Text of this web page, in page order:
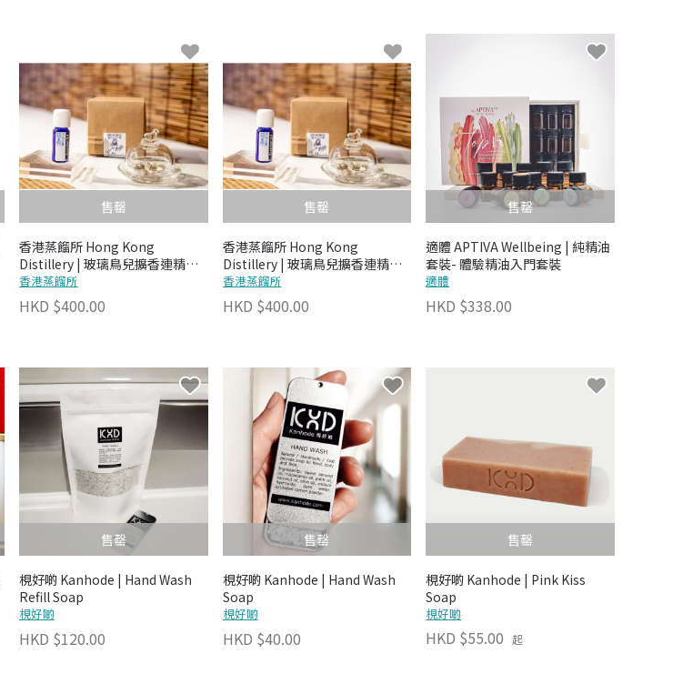
售罄
香港蒸餾所 Hong Kong
Distillery | 玻璃鳥兒擴香連精油
(薰衣草)
香港蒸餾所
HKD $400.00
售罄
香港蒸餾所 Hong Kong
Distillery | 玻璃鳥兒擴香連精油
(西柚)
香港蒸餾所
HKD $400.00
售罄
適體 APTIVA Wellbeing | 純精油
套裝- 體驗精油入門套裝
適體
HKD $338.00
售罄
梘好啲 Kanhode | Hand Wash
Refill Soap
梘好啲
HKD $120.00
售罄
梘好啲 Kanhode | Hand Wash
Soap
梘好啲
HKD $40.00
售罄
梘好啲 Kanhode | Pink Kiss
Soap
梘好啲
HKD $55.00 起